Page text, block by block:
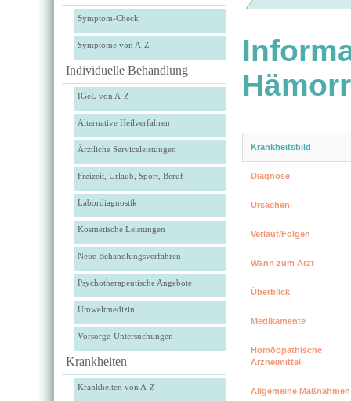
Symptom-Check
Symptome von A-Z
Individuelle Behandlung
IGeL von A-Z
Alternative Heilverfahren
Ärztliche Serviceleistungen
Freizeit, Urlaub, Sport, Beruf
Labordiagnostik
Kosmetische Leistungen
Neue Behandlungsverfahren
Psychotherapeutische Angebote
Umweltmedizin
Vorsorge-Untersuchungen
Krankheiten
Krankheiten von A-Z
Krankheitsbild
Diagnose
Ursachen
Verlauf/Folgen
Wann zum Arzt
Überblick
Medikamente
Homöopathische
Arzneimittel
Allgemeine Maßnahmen